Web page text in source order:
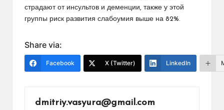
страдают от инсультов и деменции, также у этой
группы риск развития слабоумия выше на 82%.
Share via:
Facebook X (Twitter) LinkedIn
dmitriy.vasyura@gmail.com